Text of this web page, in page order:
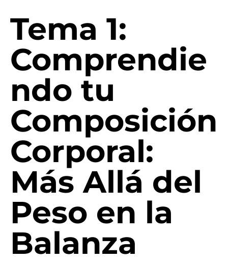
Tema 1:
Comprendie
ndo tu
Composición
Corporal:
Más Allá del
Peso en la
Balanza